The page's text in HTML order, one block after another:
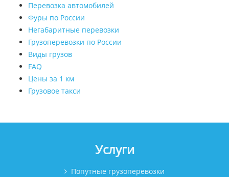
Перевозка автомобилей
Фуры по России
Негабаритные перевозки
Грузоперевозки по России
Виды грузов
FAQ
Цены за 1 км
Грузовое такси
Услуги
Попутные грузоперевозки